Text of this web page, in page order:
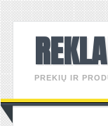
PREKIŲ IR
Main
Skip
to